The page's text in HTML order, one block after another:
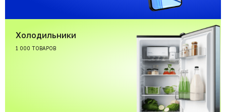
Холодильники
1 000 ТОВАРОВ